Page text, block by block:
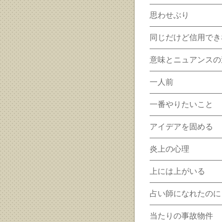
思わせぶり
同じだけど信用で
意味とニュアンス
一人前
一番やりたいこと
アイデアを固める
炎上の心理
上には上がいる
占い師になれたのに
当たりの事故物件